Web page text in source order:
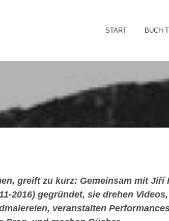
START BUCH-
greift zu kurz: Gemeinsam mit Jiří
2016) gegründet, sie drehen
veranstalten